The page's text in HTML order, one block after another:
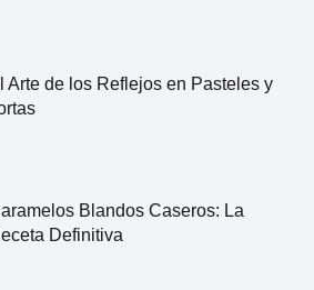
Arte de los Reflejos en Pasteles y
Blandos Caseros: La
Definitiva